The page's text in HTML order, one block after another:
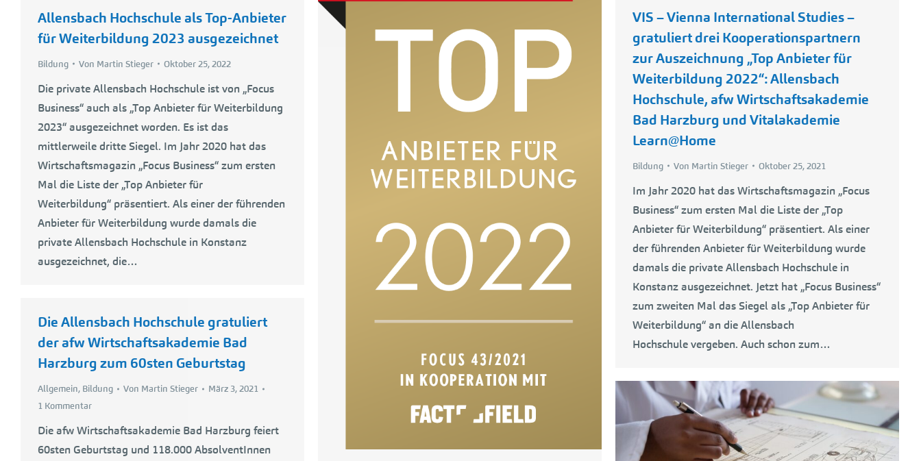
Allensbach Hochschule als Top-Anbieter
für Weiterbildung 2023 ausgezeichnet
Bildung Von Martin Stieger Oktober 25, 2022
Die private Allensbach Hochschule ist von „Focus
Business“ auch als „Top Anbieter für Weiterbildung
2023“ ausgezeichnet worden. Es ist das
mittlerweile dritte Siegel. Im Jahr 2020 hat das
Wirtschaftsmagazin „Focus Business“ zum ersten
Mal die Liste der „Top Anbieter für
Weiterbildung“ präsentiert. Als einer der führenden
Anbieter für Weiterbildung wurde damals die
private Allensbach Hochschule in Konstanz
ausgezeichnet, die…
VIS – Vienna International Studies –
gratuliert drei Kooperationspartnern
zur Auszeichnung „Top Anbieter für
Weiterbildung 2022“: Allensbach
Hochschule, afw Wirtschaftsakademie
Bad Harzburg und Vitalakademie
Learn@Home
Bildung Von Martin Stieger Oktober 25, 2021
Im Jahr 2020 hat das Wirtschaftsmagazin „Focus
Business“ zum ersten Mal die Liste der „Top
Anbieter für Weiterbildung“ präsentiert. Als einer
der führenden Anbieter für Weiterbildung wurde
damals die private Allensbach Hochschule in
Konstanz ausgezeichnet. Jetzt hat „Focus Business“
zum zweiten Mal das Siegel als „Top Anbieter für
Weiterbildung“ an die Allensbach
Hochschule vergeben. Auch schon zum…
Die Allensbach Hochschule gratuliert
der afw Wirtschaftsakademie Bad
Harzburg zum 60sten Geburtstag
Allgemein, Bildung Von Martin Stieger
März 3, 2021
1 Kommentar
Die afw Wirtschaftsakademie Bad Harzburg feiert
60sten Geburtstag und 118.000 AbsolventInnen